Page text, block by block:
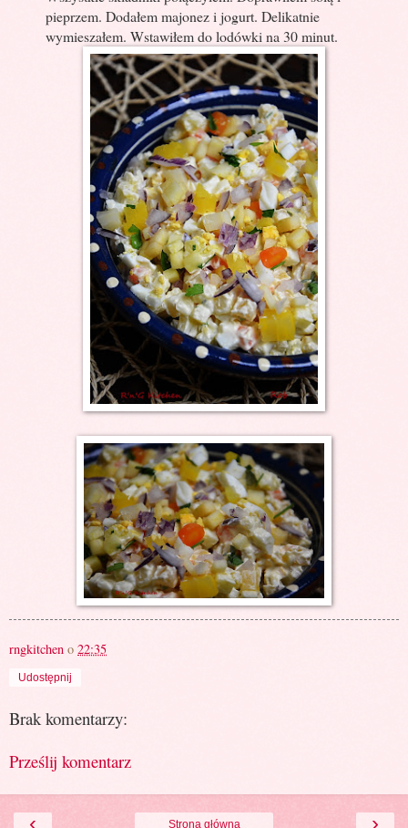
pieprzem. Dodałem majonez i jogurt. Delikatnie
wymieszałem. Wstawiłem do lodówki na 30 minut.
rngkitchen o 22:35
Udostępnij
Brak komentarzy:
Prześlij komentarz
‹ ›
Strona główna